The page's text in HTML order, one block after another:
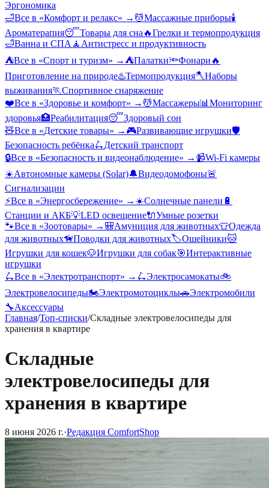
Эргономика
🛁Все в «Комфорт и релакс» → 💆Массажные приборы🕯️
Ароматерапия😴Товары для сна 🔥Грелки и термопродукция
🛁Ванна и СПА 🧘 Антистресс и продуктивность
⛺Все в «Спорт и туризм» → ⛺Палатки🔦Фонари 🔥
Приготовление на природе♨️Термопродукция🪓Наборы
выживания🏃Спортивное снаряжение
❤️Все в «Здоровье и комфорт» → 💆Массажеры📊 Мониторинг
здоровья🏥Реабилитация😴Здоровый сон
🧸Все в «Детские товары» → 🎮Развивающие игрушки🛡️
Безопасность ребёнка🛴Детский транспорт
🔒Все в «Безопасность и видеонаблюдение» → 📹Wi-Fi камеры
☀️Автономные камеры (Solar)🔔Видеодомофоны🚨
Сигнализации
⚡Все в «Энергосбережение» → ☀️Солнечные панели 🔋
Станции и АКБ💡LED освещение🔌Умные розетки
🐾Все в «Зоотовары» → 🎒Амуниция для животных👕Одежда
для животных🦮Поводки для животных🏷️Ошейники🐱
Игрушки для кошек🐶Игрушки для собак🎯Интерактивные
игрушки
🛴Все в «Электротранспорт» → 🛴Электросамокаты🚲
Электровелосипеды🏍️Электромотоциклы🚗Электромобили
🔧Аксессуары
Главная/Топ-списки/Складные электровелосипеды для
хранения в квартире
Складные
электровелосипеды для
хранения в квартире
8 июня 2026 г.·Редакция ComfortShop